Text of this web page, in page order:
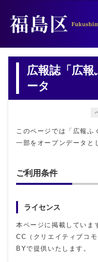
広報誌「広
ータ
このページでは「広報ふ
一部をオープンデータと
ご利用条件
ライセンス
本ページに掲載していま
CC（クリエイティブコ
BYで提供いたします。